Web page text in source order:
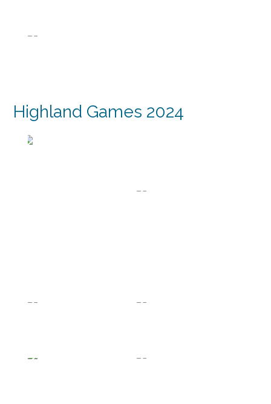
Highland Games 2024